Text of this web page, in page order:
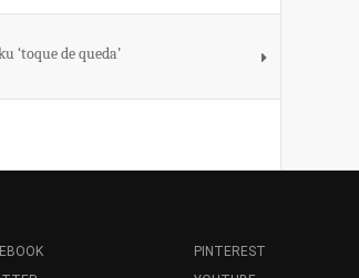
‘toque de queda’
PINTEREST